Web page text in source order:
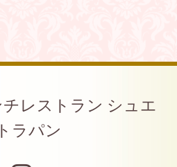
レストラン シュエ
ラパン